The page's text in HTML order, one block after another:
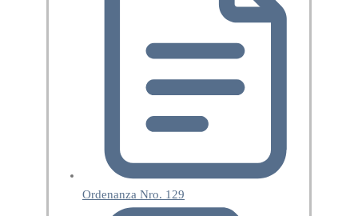
Ordenanza Nro. 129